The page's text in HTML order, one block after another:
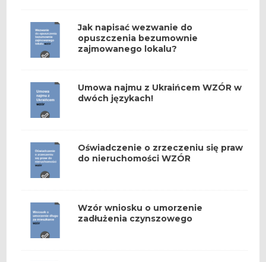
Jak napisać wezwanie do
opuszczenia bezumownie
zajmowanego lokalu?
Umowa najmu z Ukraińcem WZÓR w
dwóch językach!
Oświadczenie o zrzeczeniu się praw
do nieruchomości WZÓR
Wzór wniosku o umorzenie
zadłużenia czynszowego